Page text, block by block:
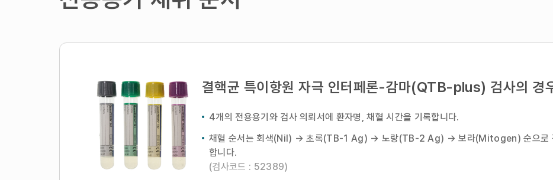
결핵균 특이항원 자극 인터페론-감마(QTB-plus) 검사의 경
4개의 전용용기와 검사 의뢰서에 환자명, 채혈 시간을 기록합니다.
채혈 순서는 회색(Nil) → 초록(TB-1 Ag) → 노랑(TB-2 Ag) → 보라(Mitogen) 순으로
합니다.
(검사코드 : 52389)